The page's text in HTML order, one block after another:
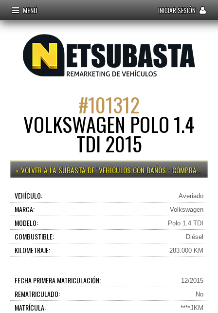
MENÚ INICIAR SESIÓN
#101312
VOLKSWAGEN POLO 1.4
TDI 2015
VEHÍCULOS CON DAÑOS - CÓMPRALO YA
VEHÍCULO: Averiado
MARCA: Volkswagen
MODELO: Polo 1.4 TDI
COMBUSTIBLE: Diésel
KILOMETRAJE: 283.000 KM
FECHA PRIMERA MATRICULACIÓN: 12/2015
REMATRICULADO: No
MATRÍCULA: ****JKM